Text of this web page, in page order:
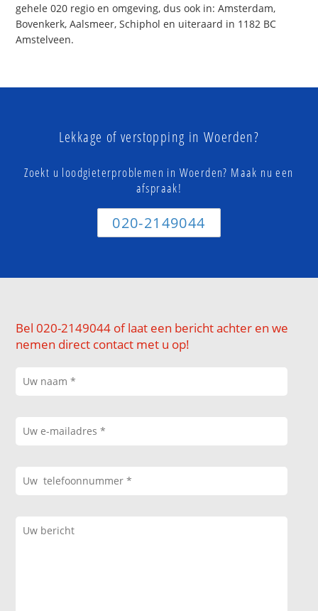
gehele 020 regio en omgeving, dus ook in: Amsterdam,
Bovenkerk, Aalsmeer, Schiphol en uiteraard in 1182 BC
Amstelveen.
Lekkage of verstopping in Woerden?
Zoekt u loodgieterproblemen in Woerden? Maak nu een
afspraak!
020-2149044
Bel 020-2149044 of laat een bericht achter en we
nemen direct contact met u op!